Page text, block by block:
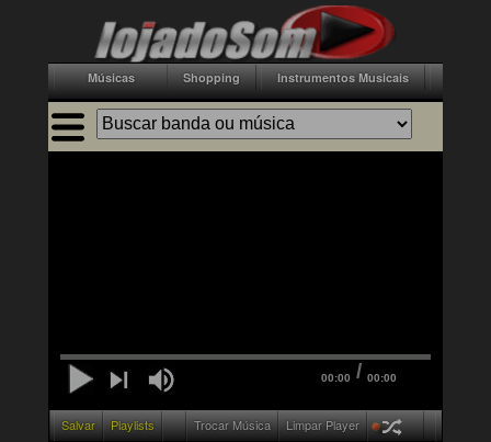
Músicas Shopping Instrumentos Musicais
00:00 / 00:00
Salvar Playlists Trocar Música Limpar Player